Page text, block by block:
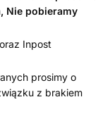
Nie pobieramy
Inpost
prosimy o
z brakiem